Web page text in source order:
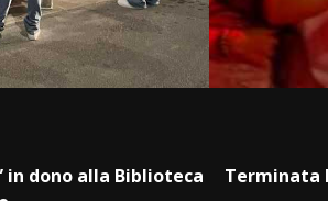
in dono alla Biblioteca
Terminata